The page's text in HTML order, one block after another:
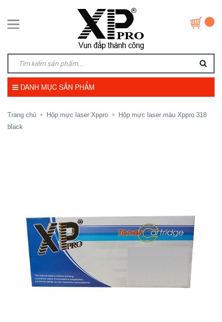
DANH MỤC SẢN PHẨM
Trang chủ + Hộp mực laser Xppro +
Hộp mực laser màu Xppro 318
black